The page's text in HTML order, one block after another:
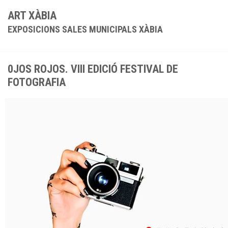
ART XÀBIA
EXPOSICIONS SALES MUNICIPALS XÀBIA
0JOS ROJOS. VIII EDICIÓ FESTIVAL DE
FOTOGRAFIA